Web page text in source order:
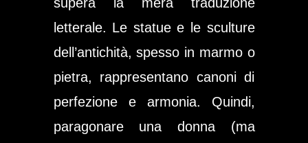
letterale. Le statue e le sculture
dell’antichità, spesso in marmo o
pietra, rappresentano canoni di
perfezione e armonia. Quindi,
paragonare una donna (ma